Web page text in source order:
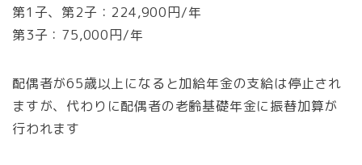
第1子、第2子：224,900円/年
第3子：75,000円/年
配偶者が65歳以上になると加給年金の支給は停止され
ますが、代わりに配偶者の老齢基礎年金に振替加算が
行われます